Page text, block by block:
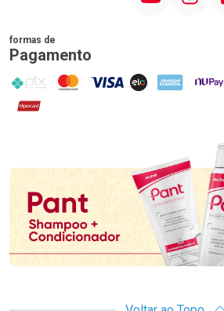
formas de
Pagamento
PIX MasterCard
VISA ELO AMEX NuPay
Hipercard
Promoção em Destaque